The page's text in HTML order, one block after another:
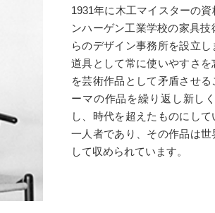
1931年に木工マイスターの
ンハーゲン工業学校の家具
らのデザイン事務所を設立
道具として常に使いやすさ
を芸術作品として矛盾させ
ーマの作品を繰り返し新し
し、時代を超えたものにし
一人者であり、その作品は
して収められています。